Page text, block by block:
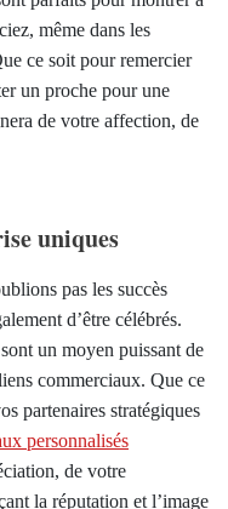
même dans les
ce soit pour remercier
un proche pour une
de votre affection, de
uniques
pas les succès
d’être célébrés.
un moyen puissant de
commerciaux. Que ce
partenaires stratégiques
personnalisés
de votre
la réputation et l’image